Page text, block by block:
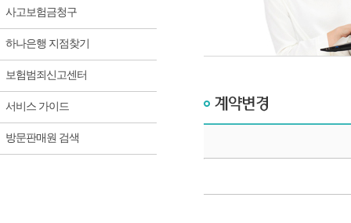
사고보험금청구
하나은행 지점찾기
보험범죄신고센터
서비스 가이드
방문판매원 검색